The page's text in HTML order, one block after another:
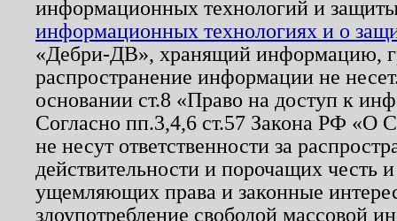
информационных технологий и
информационных технологиях и о
«Дебри-ДВ», хранящий информацию,
распространение информации не
основании ст.8 «Право на доступ к
Согласно пп.3,4,6 ст.57 Закона РФ «О
не несут ответственности за
действительности и порочащих честь
ущемляющих права и законные
злоупотребление свободой массовой